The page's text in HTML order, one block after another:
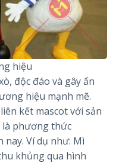
hiệu
độc đáo và gây ấn
hiệu mạnh mẽ.
kết mascot với sản
là phương thức
Ví dụ như: Mì
khủng qua hình